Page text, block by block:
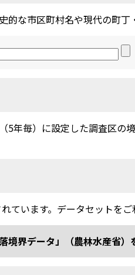
的な市区町村名や現代の町丁
5年毎）に設定した調査区の
ています。データセットを
境界データ」（農林水産省